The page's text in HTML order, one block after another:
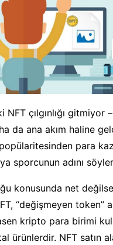
NFT çılgınlığı gitmiyor
da ana akım haline
popülaritesinden para
sporcunun adını
konusunda net
“değişmeyen token”
kripto para birimi
ürünlerdir. NFT satın